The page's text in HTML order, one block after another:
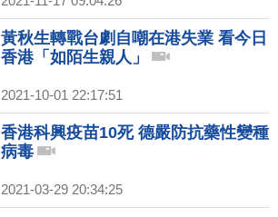
黃秋生轉戰台劇自嘲在港失業 看今日
香港「如陌生親人」
2021-10-01 22:17:51
香港科興疫苗10死 德嚴防抗藥性變種
病毒
2021-03-29 20:34:25